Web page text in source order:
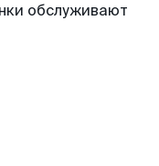
обслуживают